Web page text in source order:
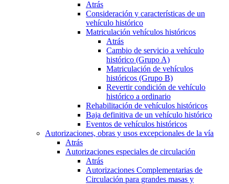
Atrás
Consideración y características de un
vehículo histórico
Matriculación vehículos históricos
Atrás
Cambio de servicio a vehículo
histórico (Grupo A)
Matriculación de vehículos
históricos (Grupo B)
Revertir condición de vehículo
histórico a ordinario
Rehabilitación de vehículos históricos
Baja definitiva de un vehículo histórico
Eventos de vehículos históricos
Autorizaciones, obras y usos excepcionales de la vía
Atrás
Autorizaciones especiales de circulación
Atrás
Autorizaciones Complementarias de
Circulación para grandes masas y